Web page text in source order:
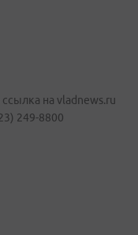
на vladnews.ru
249-8800